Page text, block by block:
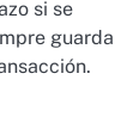
si se
guarda